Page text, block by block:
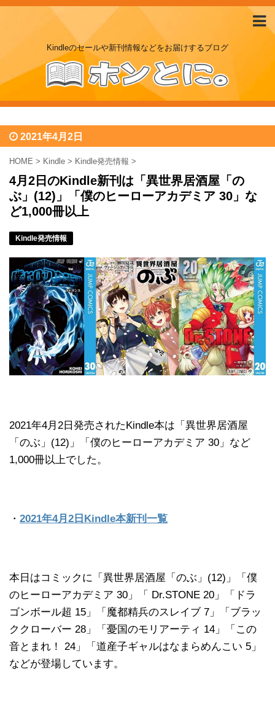
Kindleのセールや新刊情報などをお届けするブログ
2021年4月2日
HOME > Kindle > Kindle発売情報 >
4月2日のKindle新刊は「異世界居酒屋「の
ぶ」(12)」「僕のヒーローアカデミア 30」な
ど1,000冊以上
Kindle発売情報
2021年4月2日発売されたKindle本は「異世界居酒屋
「のぶ」(12)」「僕のヒーローアカデミア 30」など
1,000冊以上でした。
・ 2021年4月2日Kindle本新刊一覧
本日はコミックに「異世界居酒屋「のぶ」(12)」「僕
のヒーローアカデミア 30」「 Dr.STONE 20」「ドラ
ゴンボール超 15」「魔都精兵のスレイブ 7」「ブラッ
ククローバー 28」「憂国のモリアーティ 14」「この
音とまれ！ 24」「道産子ギャルはなまらめんこい 5」
などが登場しています。